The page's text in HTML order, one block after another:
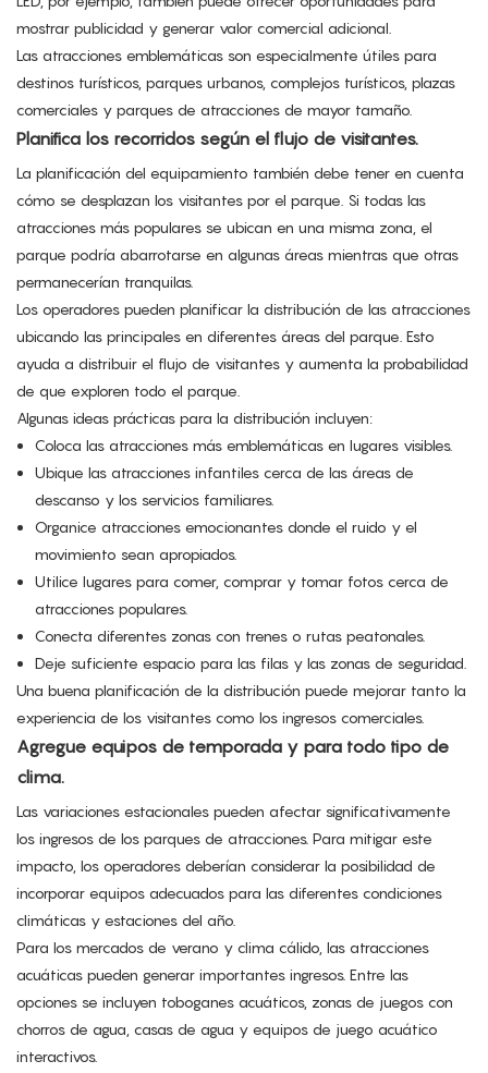
mostrar publicidad y generar valor comercial adicional.
Las atracciones emblemáticas son especialmente útiles para
destinos turísticos, parques urbanos, complejos turísticos, plazas
comerciales y parques de atracciones de mayor tamaño.
Planifica los recorridos según el flujo de visitantes.
La planificación del equipamiento también debe tener en cuenta
cómo se desplazan los visitantes por el parque. Si todas las
atracciones más populares se ubican en una misma zona, el
parque podría abarrotarse en algunas áreas mientras que otras
permanecerían tranquilas.
Los operadores pueden planificar la distribución de las atracciones
ubicando las principales en diferentes áreas del parque. Esto
ayuda a distribuir el flujo de visitantes y aumenta la probabilidad
de que exploren todo el parque.
Algunas ideas prácticas para la distribución incluyen:
Coloca las atracciones más emblemáticas en lugares visibles.
Ubique las atracciones infantiles cerca de las áreas de
descanso y los servicios familiares.
Organice atracciones emocionantes donde el ruido y el
movimiento sean apropiados.
Utilice lugares para comer, comprar y tomar fotos cerca de
atracciones populares.
Conecta diferentes zonas con trenes o rutas peatonales.
Deje suficiente espacio para las filas y las zonas de seguridad.
Una buena planificación de la distribución puede mejorar tanto la
experiencia de los visitantes como los ingresos comerciales.
Agregue equipos de temporada y para todo tipo de
clima.
Las variaciones estacionales pueden afectar significativamente
los ingresos de los parques de atracciones. Para mitigar este
impacto, los operadores deberían considerar la posibilidad de
incorporar equipos adecuados para las diferentes condiciones
climáticas y estaciones del año.
Para los mercados de verano y clima cálido, las atracciones
acuáticas pueden generar importantes ingresos. Entre las
opciones se incluyen toboganes acuáticos, zonas de juegos con
chorros de agua, casas de agua y equipos de juego acuático
interactivos.